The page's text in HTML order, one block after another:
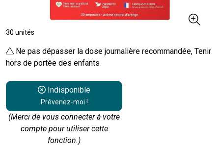
30 unités
Ne pas dépasser la dose journalière recommandée, Tenir
hors de portée des enfants
Indisponible
Prévenez-moi !
(Merci de vous connecter à votre
compte pour utiliser cette
fonction.)